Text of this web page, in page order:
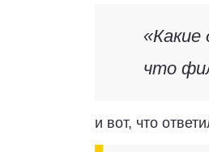
«Какие
что
и вот, что